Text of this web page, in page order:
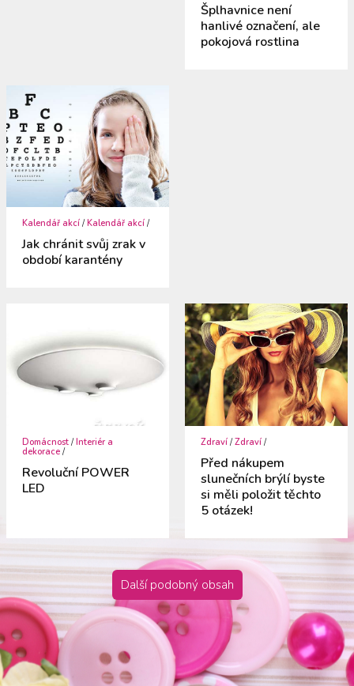
Šplhavnice není
hanlivé označení, ale
pokojová rostlina
Kalendář akcí /Kalendář akcí /
Jak chránit svůj zrak v
období karantény
Domácnost /Interiér a
dekorace /
Revoluční POWER
LED
Zdraví /Zdraví /
Před nákupem
slunečních brýlí byste
si měli položit těchto
5 otázek!
Další podobný obsah